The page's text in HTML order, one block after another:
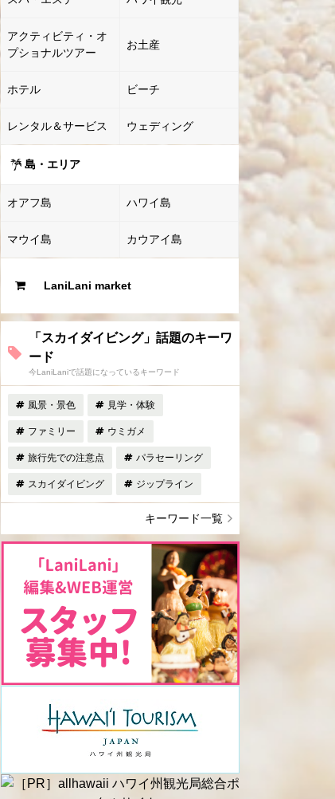
アクティビティ・オ
プショナルツアー
お土産
ホテル ビーチ
レンタル＆サービス ウェディング
島・エリア
オアフ島 ハワイ島
マウイ島 カウアイ島
LaniLani market
「スカイダイビング」話題のキーワ
ード
今LaniLaniで話題になっているキーワード
風景・景色 見学・体験
ファミリー ウミガメ
旅行先での注意点 パラセーリング
スカイダイビング ジップライン
キーワード一覧